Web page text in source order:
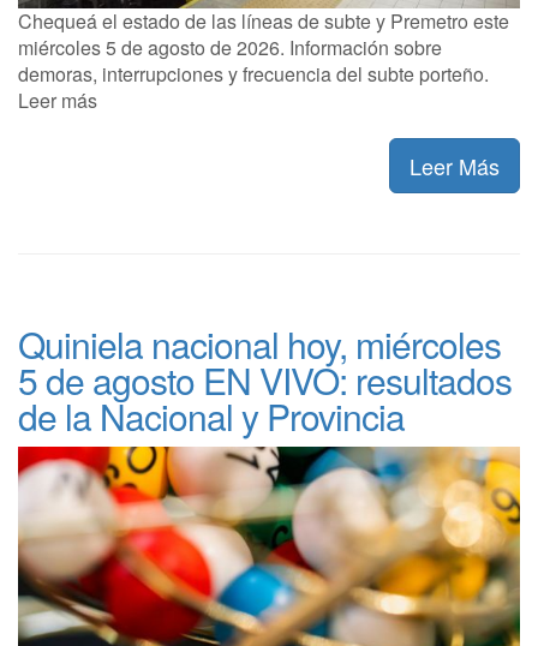
Chequeá el estado de las líneas de subte y Premetro este
miércoles 5 de agosto de 2026. Información sobre
demoras, interrupciones y frecuencia del subte porteño.
Leer más
Leer Más
Quiniela nacional hoy, miércoles
5 de agosto EN VIVO: resultados
de la Nacional y Provincia